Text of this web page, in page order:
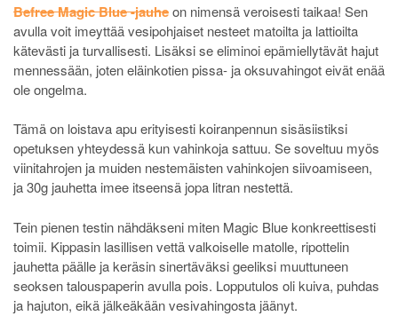
Befree Magic Blue -jauheon nimensä veroisesti taikaa! Sen
avulla voit imeyttää vesipohjaiset nesteet matoilta ja lattioilta
kätevästi ja turvallisesti. Lisäksi se eliminoi epämiellytävät hajut
mennessään, joten eläinkotien pissa- ja oksuvahingot eivät enää
ole ongelma.
Tämä on loistava apu erityisesti koiranpennun sisäsiistiksi
opetuksen yhteydessä kun vahinkoja sattuu. Se soveltuu myös
viinitahrojen ja muiden nestemäisten vahinkojen siivoamiseen,
ja 30g jauhetta imee itseensä jopa litran nestettä.
Tein pienen testin nähdäkseni miten Magic Blue konkreettisesti
toimii. Kippasin lasillisen vettä valkoiselle matolle, ripottelin
jauhetta päälle ja keräsin sinertäväksi geeliksi muuttuneen
seoksen talouspaperin avulla pois. Lopputulos oli kuiva, puhdas
ja hajuton, eikä jälkeäkään vesivahingosta jäänyt.